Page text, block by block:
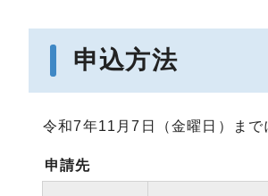
申込方法
令和7年11月7日（金曜日）まで
申請先